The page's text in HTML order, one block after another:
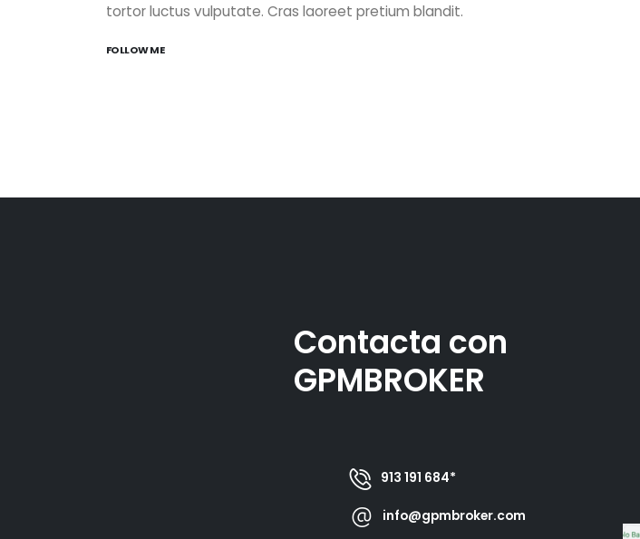
tortor luctus vulputate. Cras laoreet pretium blandit.
FOLLOW ME
Contacta con
GPMBROKER
913 191 684*
info@gpmbroker.com